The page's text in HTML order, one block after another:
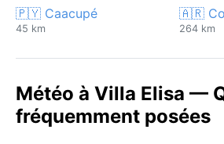
🇵🇾 Caacupé
45 km
🇦🇷
264 km
Météo à Villa Elisa —
fréquemment posées